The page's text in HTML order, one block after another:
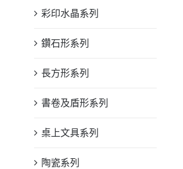
彩印水晶系列
鑽石形系列
長方形系列
書卷及盾形系列
桌上文具系列
陶瓷系列